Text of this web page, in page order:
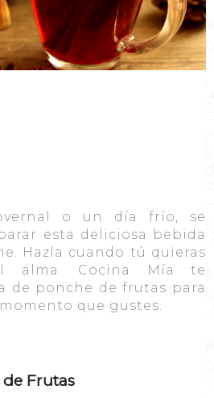
o un día frío, se
esta deliciosa bebida
Hazla cuando tú quieras
alma. Cocina Mía te
de ponche de frutas para
que gustes.
Frutas